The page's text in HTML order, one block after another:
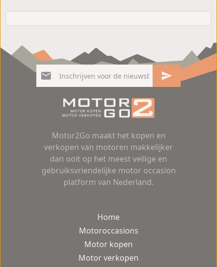
Motor2Go maakt het kopen en
verkopen van motoren makkelijker
dan ooit op het meest veilige en
gebruiksvriendelijke motor occasion
platform van Nederland.
Home
Motoroccasions
Motor kopen
Motor verkopen